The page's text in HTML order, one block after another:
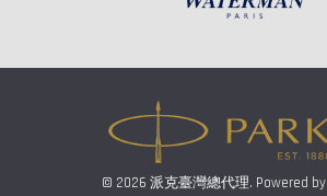
© 2026 派克臺灣總代理. Powered by